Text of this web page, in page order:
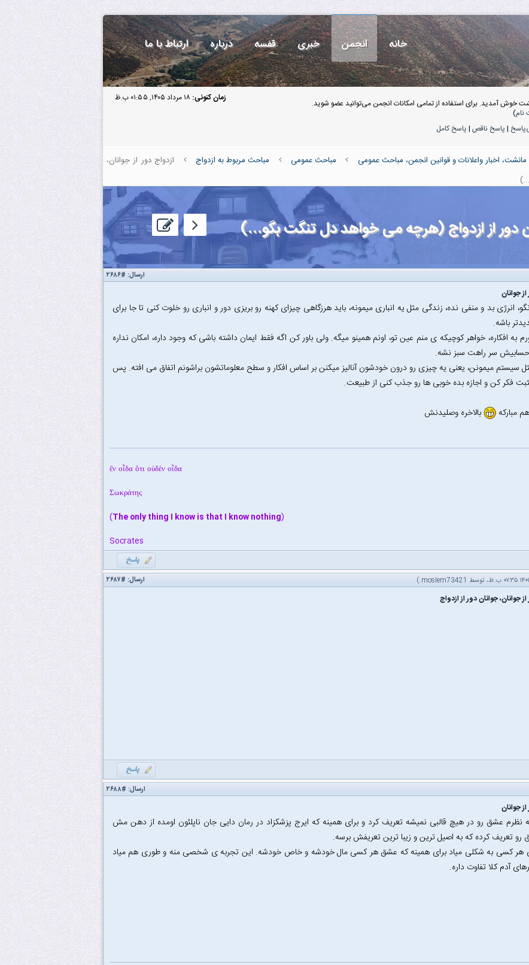
خانه انجمن خبری قفسه درباره ارتباط با ما
زمان کنونی: ۱۸ مرداد ۱۴۰۵, ۰۱:۵۵ ب.ظ
خوش آمدید. برای استفاده از تمامی امکانات انجمن می‌توانید عضو شوید.
نام)
| پاسخ ناقص | پاسخ کامل
اخبار واعلانات و قوانین انجمن، مباحث عمومی مباحث عمومی مباحث مربوط به ازدواج
ازدواج دور از جوانان،
دور از ازدواج (هرچه می خواهد دل تنگت بگو...)
ارسال: #۲۶۸۶
جوانان
انرژی بد و منفی نده، زندگی مثل یه انباری میمونه، باید هرزگاهی چیزای کهنه رو بریزی دور و انباری رو خلوت کنی تا جا برای
باشه.
به افکاره، خواهر کوچیکه ی منم عین تو، اونم همینو میگه. ولی باور کن اگه فقط ایمان داشته باشی که وجود داره، امکان نداره
سر راهت سبز نشه.
سیستم میمونن، یعنی یه چیزی رو درون خودشون آنالیز میکنن بر اساس افکار و سطح معلوماتشون براشونم اتفاق می افته. پس
فکر کن و اجازه بده خوبی ها رو جذب کنی از طبیعت.
مبارکه بالاخره وصلیدنش
ἓν οἶδα ὅτι οὐδὲν οἶδα
Σωκράτης
(
The only thing I know is that I know nothing
)
Socrates
ارسال: #۲۶۸۷ moslem73421
.)
جوانان، جوانان دور از ازدواج
ارسال: #۲۶۸۸
جوانان
نظرم عشق رو در هیچ قالبی نمیشه تعریف کرد و برای همینه که ایرج پزشکزاد در رمان دایی جان ناپلئون اومده از دهن مش
تعریف کرده که به اصیل ترین و زیبا ترین تعریفش برسه.
هر کسی به شکلی میاد برای همینه که عشق هر کسی مال خودشه و خاص خودشه. این تجربه ی شخصی منه و طوری هم میاد
آدم کلا تفاوت داره.